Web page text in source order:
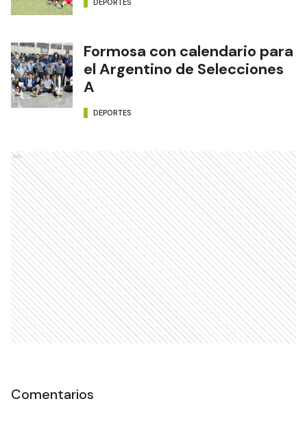
DEPORTES
Formosa con calendario para
el Argentino de Selecciones
A
DEPORTES
Ads
Comentarios